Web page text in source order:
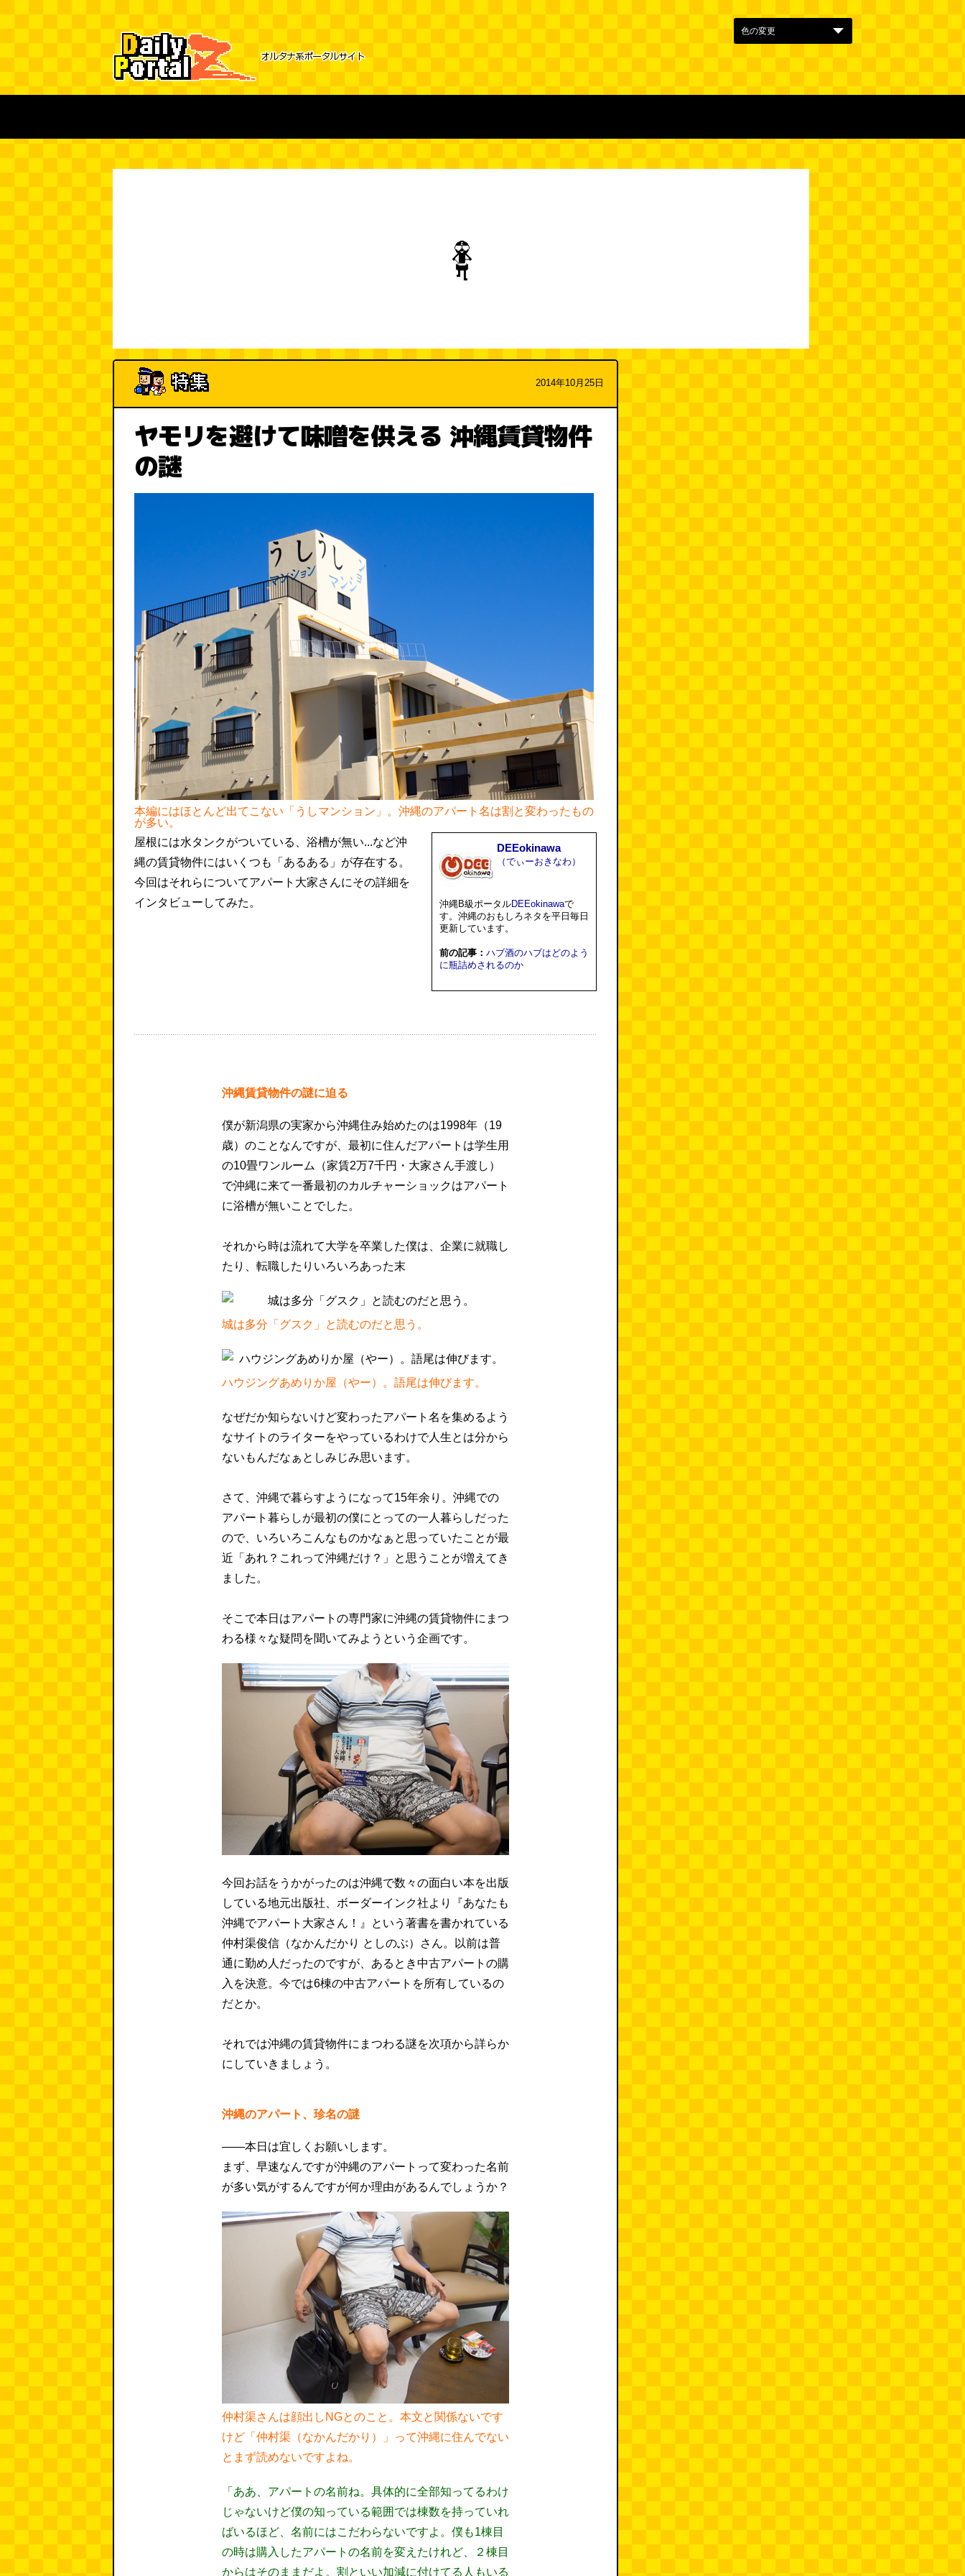
2014年10月25日
ヤモリを避けて味噌を供える 沖縄賃貸物件
の謎
本編にはほとんど出てこない「うしマンション」。沖縄のアパート名は割と変わったもの
が多い。
屋根には水タンクがついている、浴槽が無い...など沖
縄の賃貸物件にはいくつも「あるある」が存在する。
今回はそれらについてアパート大家さんにその詳細を
インタビューしてみた。
DEEokinawa
（でぃーおきなわ）
沖縄B級ポータルDEEokinawaで
す。沖縄のおもしろネタを平日毎日
更新しています。
前の記事： ハブ酒のハブはどのよう
に瓶詰めされるのか
沖縄賃貸物件の謎に迫る
僕が新潟県の実家から沖縄住み始めたのは1998年（19
歳）のことなんですが、最初に住んだアパートは学生用
の10畳ワンルーム（家賃2万7千円・大家さん手渡し）
で沖縄に来て一番最初のカルチャーショックはアパート
に浴槽が無いことでした。
それから時は流れて大学を卒業した僕は、企業に就職し
たり、転職したりいろいろあった末
城は多分「グスク」と読むのだと思う。
ハウジングあめりか屋（やー）。語尾は伸びます。
なぜだか知らないけど変わったアパート名を集めるよう
なサイトのライターをやっているわけで人生とは分から
ないもんだなぁとしみじみ思います。
さて、沖縄で暮らすようになって15年余り。沖縄での
アパート暮らしが最初の僕にとっての一人暮らしだった
ので、いろいろこんなものかなぁと思っていたことが最
近「あれ？これって沖縄だけ？」と思うことが増えてき
ました。
そこで本日はアパートの専門家に沖縄の賃貸物件にまつ
わる様々な疑問を聞いてみようという企画です。
今回お話をうかがったのは沖縄で数々の面白い本を出版
している地元出版社、ボーダーインク社より『あなたも
沖縄でアパート大家さん！』という著書を書かれている
仲村渠俊信（なかんだかり としのぶ）さん。以前は普
通に勤め人だったのですが、あるとき中古アパートの購
入を決意。今では6棟の中古アパートを所有しているの
だとか。
それでは沖縄の賃貸物件にまつわる謎を次項から詳らか
にしていきましょう。
沖縄のアパート、珍名の謎
――本日は宜しくお願いします。
まず、早速なんですが沖縄のアパートって変わった名前
が多い気がするんですが何か理由があるんでしょうか？
仲村渠さんは顔出しNGとのこと。本文と関係ないです
けど「仲村渠（なかんだかり）」って沖縄に住んでない
とまず読めないですよね。
「ああ、アパートの名前ね。具体的に全部知ってるわけ
じゃないけど僕の知っている範囲では棟数を持っていれ
ばいるほど、名前にはこだわらないですよ。僕も1棟目
の時は購入したアパートの名前を変えたけれど、２棟目
からはそのままだよ。割といい加減に付けてる人もいる